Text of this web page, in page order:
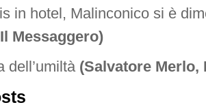
in hotel, Malinconico si è
Messaggero)
dell’umiltà (Salvatore Merlo,